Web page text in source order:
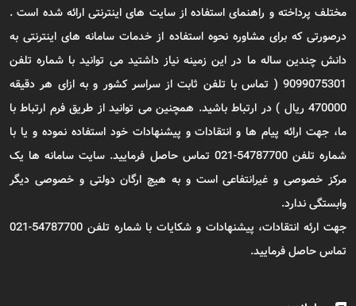
مختلف پرداخته و راهنمای استفاده از سایت های اینترنتی ارائه شده است .
درصورتی که برای مشاوره نحوه استفاده از خدمات سامانه های اینترنتی به
دانش چندین ساله ما در این زمینه نیاز داشتید می توانید با شماره تلفن
9099075301 ( تماس با تلفن ثابت از سراسر کشور و به ازای هر دقیقه
470000 ریال ) در ارتباط باشید. همچنین می توانید از طریق فرم ارتباط با
ما، جهت ارائه پیام ها و انتقادات و پیشنهادات خود استفاده نموده و یا با
شماره تلفن 54787700-021 تماس حاصل فرمایید. سایت سامانه ها یک
مرکز خصوصی و غیرانتفاعی است و به هیچ ارگان دولتی و خصوصی دیگر
وابستگی ندارد.
جهت ارئه انتقادات، پیشنهادات و شکایات با شماره تلفن 54787700-021
تماس حاصل فرمایید.